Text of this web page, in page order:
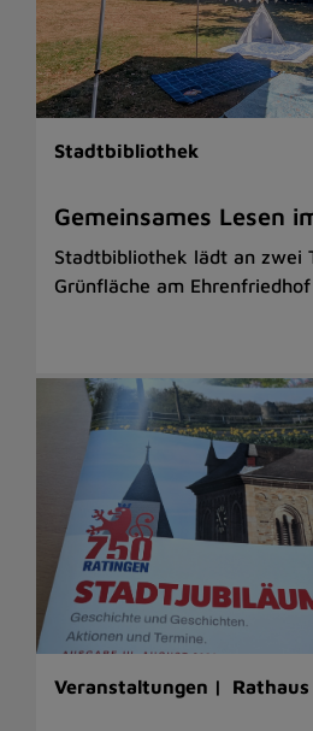
Stadtbibliothek
Gemeinsames Lesen
Stadtbibliothek lädt an zwei
Grünfläche am
Veranstaltungen | Rathaus